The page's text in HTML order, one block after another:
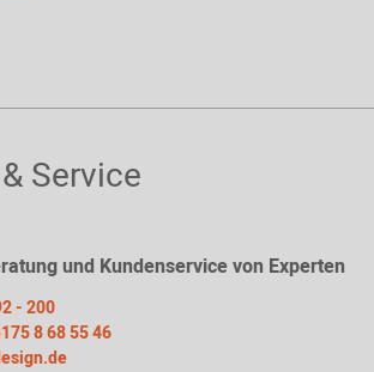
Service
und Kundenservice von Experten
- 200
8 68 55 46